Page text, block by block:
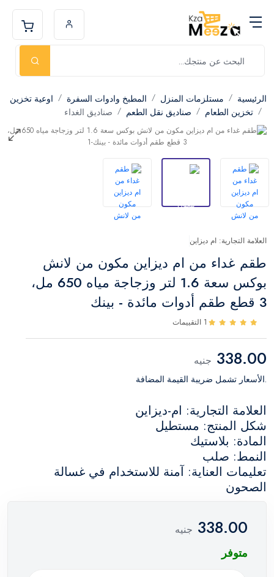
الرئيسية مستلزمات المنزل المطبخ وادوات السفرة
اوعية تخزين
تخزين الطعام
صناديق نقل الطعم صناديق الغداء
العلامة التجارية: ام ديزاين
طقم غداء من ام ديزاين مكون من لانش
بوكس سعة 1.6 لتر وزجاجة مياه 650 مل،
3 قطع طقم أدوات مائدة - بينك
1 التقييمات
338.00 جنيه
.الأسعار تشمل ضريبة القيمة المضافة
العلامة التجارية: ام-ديزاين
شكل المنتج: مستطيل
المادة: بلاستيك
النمط: صلب
تعليمات العناية: آمنة للاستخدام في غسالة
الصحون
338.00 جنيه
متوفر